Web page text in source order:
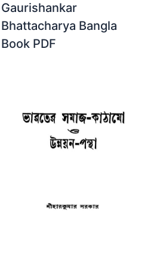
Gaurishankar
Bhattacharya Bangla
Book PDF